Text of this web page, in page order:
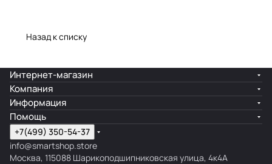
Назад к списку
Интернет-магазин
Компания
Информация
Помощь
+7(499) 350-54-37
info@smartshop.store
Москва, 115088 Шарикоподшипниковская улица, 4к4А